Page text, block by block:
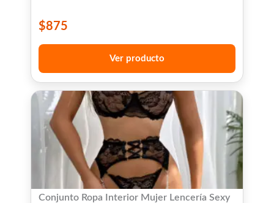
$875
Ver producto
Conjunto Ropa Interior Mujer Lencería Sexy